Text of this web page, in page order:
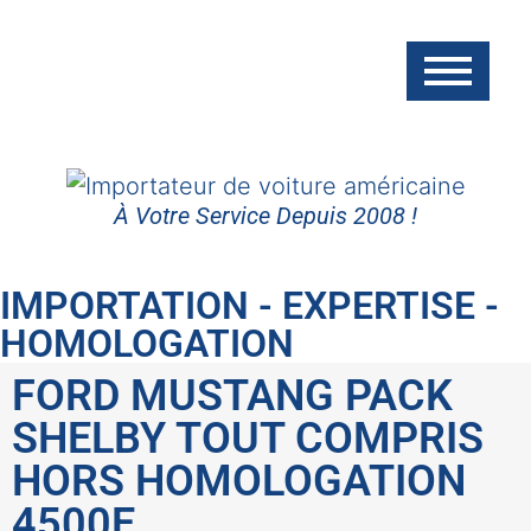
À Votre Service Depuis 2008 !
IMPORTATION - EXPERTISE -
HOMOLOGATION
FORD MUSTANG PACK
SHELBY TOUT COMPRIS
HORS HOMOLOGATION